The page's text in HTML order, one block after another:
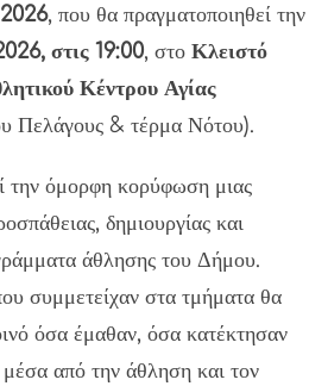
, που θα πραγματοποιηθεί την
στις 19:00, στο Κλειστό
Κέντρου Αγίας
Πελάγους & τέρμα Νότου).
την όμορφη κορύφωση μιας
δημιουργίας και
άθλησης του Δήμου.
συμμετείχαν στα τμήματα θα
όσα έμαθαν, όσα κατέκτησαν
από την άθληση και τον